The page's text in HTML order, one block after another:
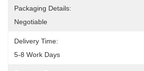
Packaging Details:
Negotiable
Delivery Time:
5-8 Work Days